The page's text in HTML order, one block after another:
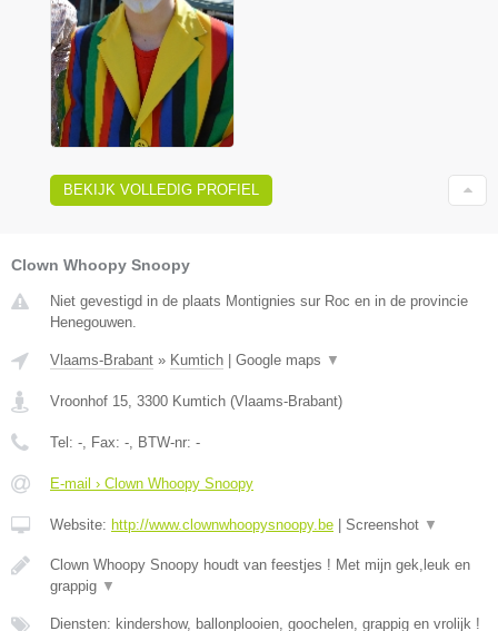
BEKIJK VOLLEDIG PROFIEL
Clown Whoopy Snoopy
Niet gevestigd in de plaats Montignies sur Roc en in de provincie
Henegouwen.
Vlaams-Brabant » Kumtich | Google maps ▼
Vroonhof 15 3300 Kumtich (Vlaams-Brabant)
Tel: - , Fax: - , BTW-nr: -
E-mail › Clown Whoopy Snoopy
Website: http://www.clownwhoopysnoopy.be | Screenshot ▼
Clown Whoopy Snoopy houdt van feestjes ! Met mijn gek,leuk en
grappig ▼
Diensten: kindershow, ballonplooien, goochelen, grappig en vrolijk !